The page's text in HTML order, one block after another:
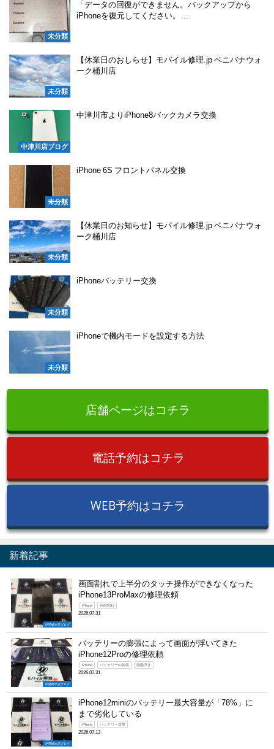
未分類
「データの回復ができません。バックアップから
iPhoneを復元してください。…
未分類
【休業日のおしらせ】モバイル修理.jp ベニバナウォ
ーク桶川店
中津川店ブログ
中津川市よりiPhone8バックカメラ交換
未分類
iPhone 6S フロントパネル交換
未分類
【休業日のお知らせ】モバイル修理.jp ベニバナウォ
ーク桶川店
未分類
iPhoneバッテリー交換
未分類
iPhoneで機内モードを設定する方法
店舗ページはコチラ
電話予約はコチラ
WEB予約はコチラ
新着記事
伊勢崎本店ブログ
画面割れで上半分のタッチ操作ができなくなった
iPhone13ProMaxの修理依頼
iPhone 画面割れ
2026.07.31
伊勢崎本店ブログ
バッテリーの膨張によって画面が浮いてきた
iPhone12Proの修理依頼
iPhone バッテリーの膨張 画面浮き
2026.07.31
伊勢崎本店ブログ
iPhone12miniのバッテリー最大容量が「78%」に
まで劣化している
iPhone バッテリー交換
2026.07.13